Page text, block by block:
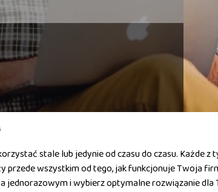
stale lub jedynie od czasu do czasu. Każde
przede wszystkim od tego, jak funkcjonuje Twoja
jednorazowym i wybierz optymalne rozwiązanie dla